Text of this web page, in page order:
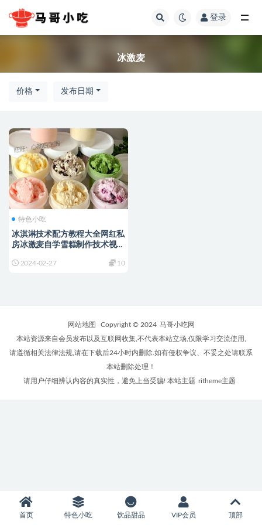
登录
冰激麦
价格 发布日期
特色小吃
冰淇淋技术配方教程大全网红私
房冰激麦自学雪糕制作技术视频
2024-02-27 10
网站地图 Copyright © 2024 马哥小吃网
本站资源来自会员发布以及互联网收集,不代表本站立场,仅限学习交流使用,
请遵循相关法律法规,请在下载后24小时内删除.如有侵权争议、不妥之处请联系
本站删除处理！
请用户仔细辨认内容的真实性，避免上当受骗! 本站主题 ritheme主题
首页 特色小吃 饮品甜品 VIP会员 顶部